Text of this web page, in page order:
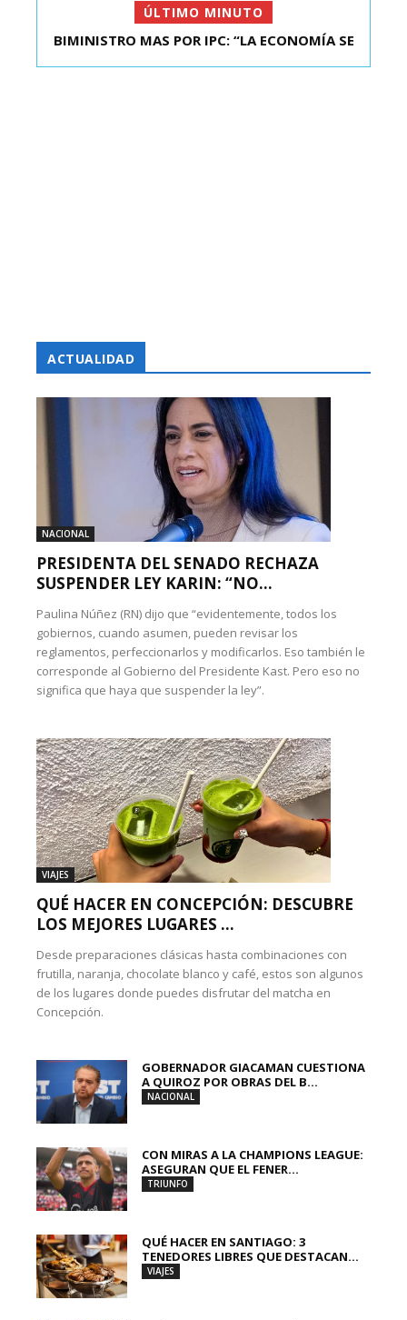
ÚLTIMO MINUTO
KAST SE REUNIÓ CON EL PRESIDENTE ELECTO DE
BIMINISTRO MAS POR IPC: “LA ECONOMÍA SE
ACTUALIDAD
NACIONAL
PRESIDENTA DEL SENADO RECHAZA
SUSPENDER LEY KARIN: “NO...
Paulina Núñez (RN) dijo que “evidentemente, todos los
gobiernos, cuando asumen, pueden revisar los
reglamentos, perfeccionarlos y modificarlos. Eso también le
corresponde al Gobierno del Presidente Kast. Pero eso no
significa que haya que suspender la ley”.
VIAJES
QUÉ HACER EN CONCEPCIÓN: DESCUBRE
LOS MEJORES LUGARES ...
Desde preparaciones clásicas hasta combinaciones con
frutilla, naranja, chocolate blanco y café, estos son algunos
de los lugares donde puedes disfrutar del matcha en
Concepción.
GOBERNADOR GIACAMAN CUESTIONA
A QUIROZ POR OBRAS DEL B...
NACIONAL
CON MIRAS A LA CHAMPIONS LEAGUE:
ASEGURAN QUE EL FENER...
TRIUNFO
QUÉ HACER EN SANTIAGO: 3
TENEDORES LIBRES QUE DESTACAN...
VIAJES